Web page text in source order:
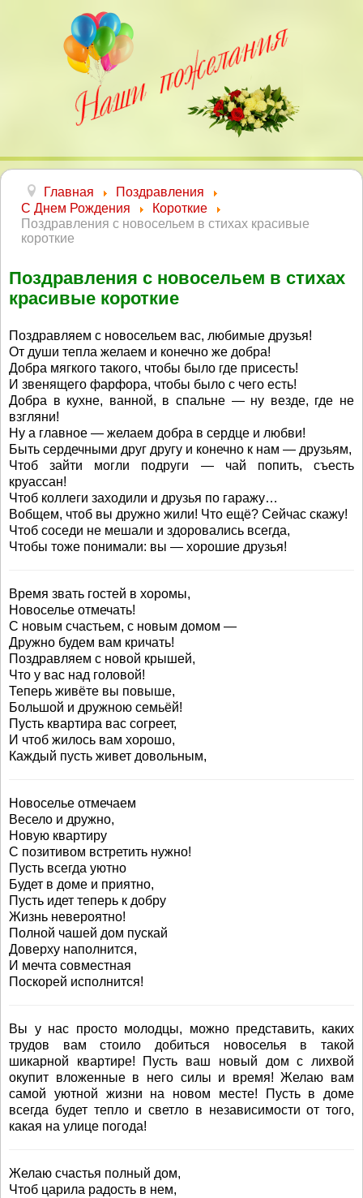
Главная
Поздравления
С Днем Рождения
Короткие
Поздравления с новосельем в стихах красивые
короткие
Поздравления с новосельем в стихах
красивые короткие
Поздравляем с новосельем вас, любимые друзья!
От души тепла желаем и конечно же добра!
Добра мягкого такого, чтобы было где присесть!
И звенящего фарфора, чтобы было с чего есть!
Добра в кухне, ванной, в спальне — ну везде, где не
взгляни!
Ну а главное — желаем добра в сердце и любви!
Быть сердечными друг другу и конечно к нам — друзьям,
Чтоб зайти могли подруги — чай попить, съесть
круассан!
Чтоб коллеги заходили и друзья по гаражу…
Вобщем, чтоб вы дружно жили! Что ещё? Сейчас скажу!
Чтоб соседи не мешали и здоровались всегда,
Чтобы тоже понимали: вы — хорошие друзья!
Время звать гостей в хоромы,
Новоселье отмечать!
С новым счастьем, с новым домом —
Дружно будем вам кричать!
Поздравляем с новой крышей,
Что у вас над головой!
Теперь живёте вы повыше,
Большой и дружною семьёй!
Пусть квартира вас согреет,
И чтоб жилось вам хорошо,
Каждый пусть живет довольным,
Новоселье отмечаем
Весело и дружно,
Новую квартиру
С позитивом встретить нужно!
Пусть всегда уютно
Будет в доме и приятно,
Пусть идет теперь к добру
Жизнь невероятно!
Полной чашей дом пускай
Доверху наполнится,
И мечта совместная
Поскорей исполнится!
Вы у нас просто молодцы, можно представить, каких
трудов вам стоило добиться новоселья в такой
шикарной квартире! Пусть ваш новый дом с лихвой
окупит вложенные в него силы и время! Желаю вам
самой уютной жизни на новом месте! Пусть в доме
всегда будет тепло и светло в независимости от того,
какая на улице погода!
Желаю счастья полный дом,
Чтоб царила радость в нем,